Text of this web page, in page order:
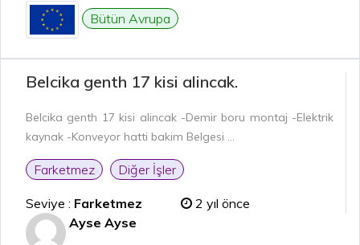
Bütün Avrupa
Belcika genth 17 kisi alincak.
Belcika genth 17 kisi alincak -Demir boru montaj -Elektrik
kaynak -Konveyor hatti bakim Belgesi ...
Farketmez Diğer İşler
Seviye : Farketmez
2 yıl önce
Ayse Ayse